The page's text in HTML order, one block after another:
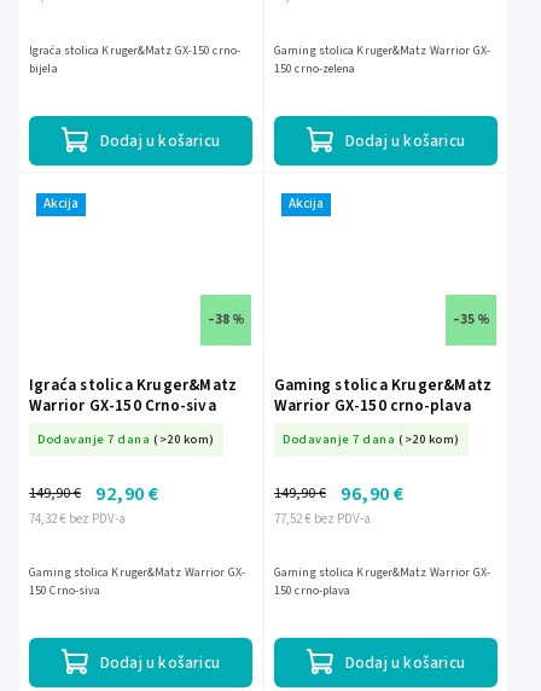
Dodaj u košaricu
Igraća stolica Kruger&Matz GX-150 crno-
bijela
Dodaj u košaricu
Gaming stolica Kruger&Matz Warrior GX-
150 crno-zelena
Akcija
–38 %
Igraća stolica Kruger&Matz
Warrior GX-150 Crno-siva
Dodavanje 7 dana (>20 kom)
74,32 € bez PDV-a
149,90 € 92,90 €
Dodaj u košaricu
Gaming stolica Kruger&Matz Warrior GX-
150 Crno-siva
Akcija
–35 %
Gaming stolica Kruger&Matz
Warrior GX-150 crno-plava
Dodavanje 7 dana (>20 kom)
77,52 € bez PDV-a
149,90 € 96,90 €
Dodaj u košaricu
Gaming stolica Kruger&Matz Warrior GX-
150 crno-plava